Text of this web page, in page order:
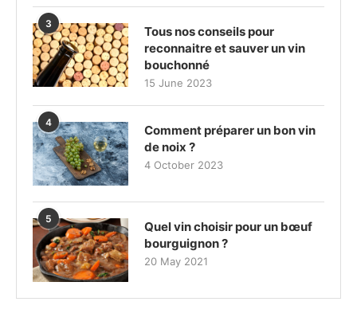
3
Tous nos conseils pour
reconnaitre et sauver un vin
bouchonné
15 June 2023
4
Comment préparer un bon vin
de noix ?
4 October 2023
5
Quel vin choisir pour un bœuf
bourguignon ?
20 May 2021